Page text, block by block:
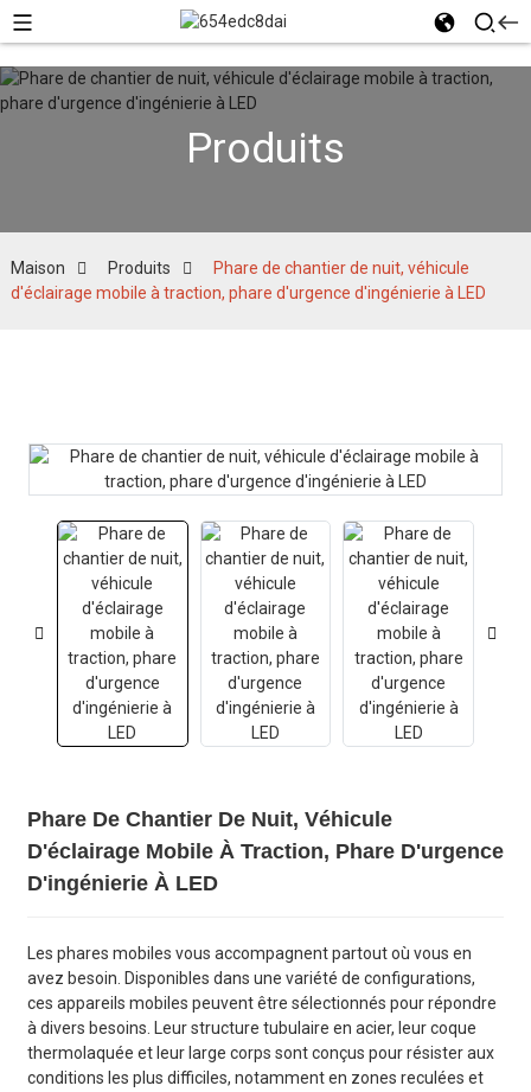
Produits
Maison Produits
Phare de chantier de nuit, véhicule
d'éclairage mobile à traction, phare d'urgence d'ingénierie à LED
Phare De Chantier De Nuit, Véhicule
D'éclairage Mobile À Traction, Phare D'urgence
D'ingénierie À LED
Les phares mobiles vous accompagnent partout où vous en
avez besoin. Disponibles dans une variété de configurations,
ces appareils mobiles peuvent être sélectionnés pour répondre
à divers besoins. Leur structure tubulaire en acier, leur coque
thermolaquée et leur large corps sont conçus pour résister aux
conditions les plus difficiles, notamment en zones reculées et